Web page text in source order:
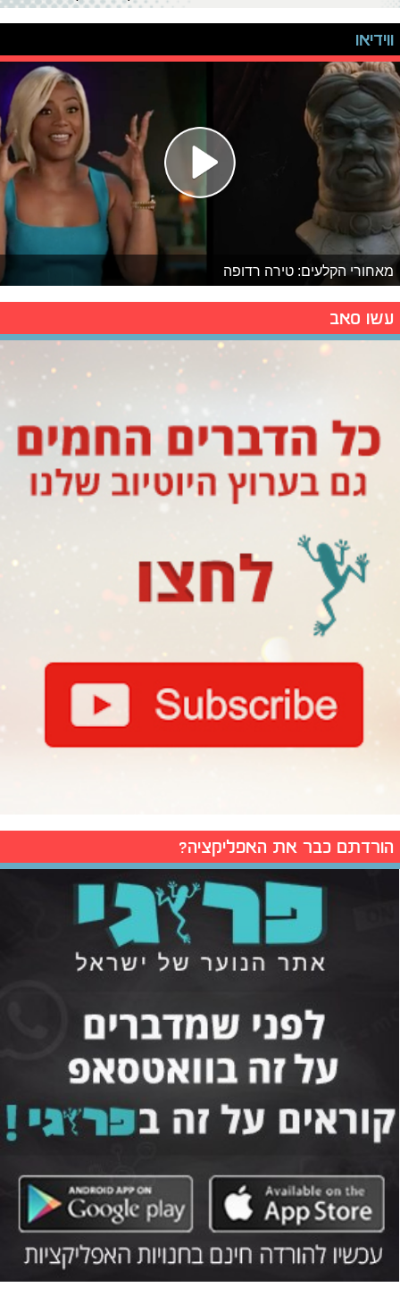
ווידיאו
מאחורי הקלעים: טירה רדופה
עשו סאב
הורדתם כבר את האפליקציה?